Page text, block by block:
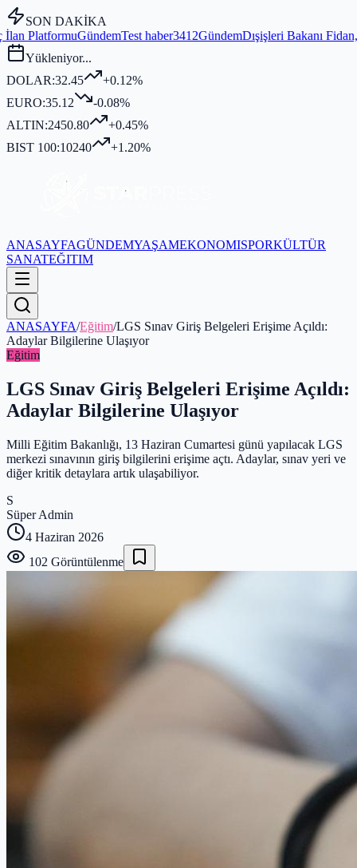
SON DAKİKA
Test haber3412GündemDışişleri Bakanı Fidan, MGK Genel
Yükleniyor...
DOLAR:32.45
+0.12%
EURO:35.12
-0.08%
ALTIN:2450.80
+0.45%
BIST 100:10240 +1.20%
ANASAYFAGÜNDEMYAŞAMEKONOMISPORKÜLTÜR
SANATEĞITIM
ANASAYFA/Eğitim/LGS Sınav Giriş Belgeleri Erişime Açıldı:
Adaylar Bilgilerine Ulaşıyor
Eğitim
LGS Sınav Giriş Belgeleri Erişime Açıldı:
Adaylar Bilgilerine Ulaşıyor
Milli Eğitim Bakanlığı, 13 Haziran Cumartesi günü yapılacak LGS
merkezi sınavının giriş bilgilerini erişime açtı. Adaylar, sınav yeri ve
diğer kritik detaylara artık ulaşabiliyor.
S
Süper Admin
4 Haziran 2026
102 Görüntülenme